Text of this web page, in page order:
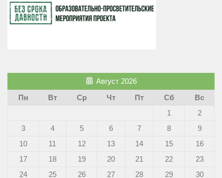
Август 2026
Пн
Вт Ср Чт Пт Сб
Вс
1
2
3
4 5 6 7 8
9
10
11 12 13 14 15
16
17
18 19 20 21 22
23
24
25 26 27 28 29 30